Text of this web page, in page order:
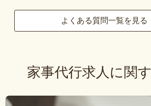
よくある質問一覧を見る
家事代行求人に関